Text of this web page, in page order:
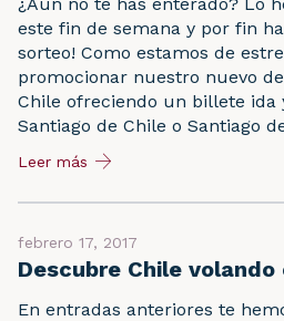
este fin de semana y por fin
sorteo! Como estamos de
promocionar nuestro nuevo
Chile ofreciendo un billete ida
Santiago de Chile o Santiago
Leer más
febrero 17, 2017
Descubre Chile
En entradas anteriores te